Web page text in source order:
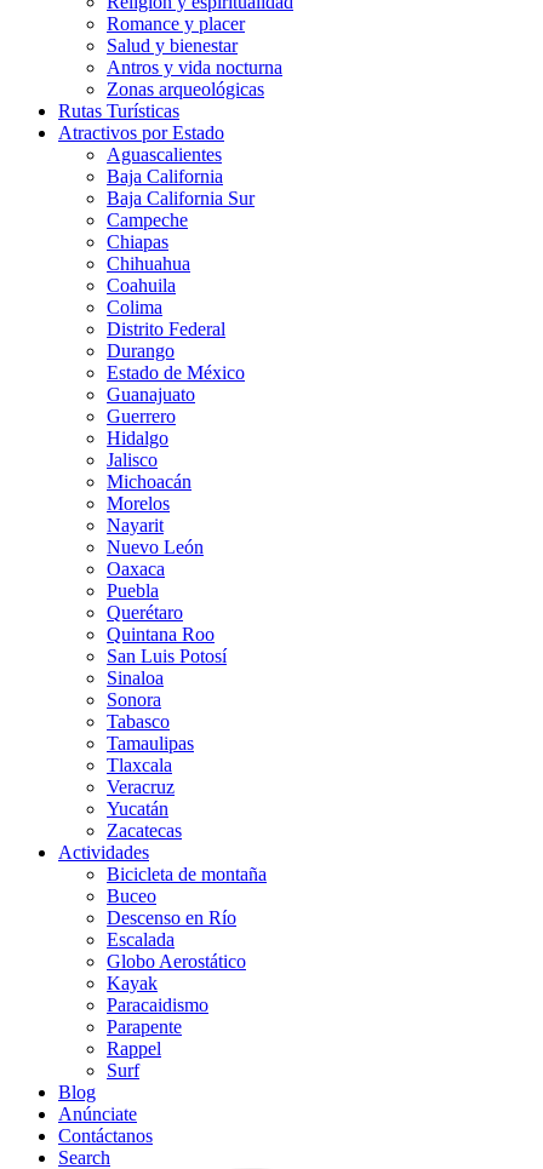
Romance y placer
Salud y bienestar
Antros y vida nocturna
Zonas arqueológicas
Rutas Turísticas
Atractivos por Estado
Aguascalientes
Baja California
Baja California Sur
Campeche
Chiapas
Chihuahua
Coahuila
Colima
Distrito Federal
Durango
Estado de México
Guanajuato
Guerrero
Hidalgo
Jalisco
Michoacán
Morelos
Nayarit
Nuevo León
Oaxaca
Puebla
Querétaro
Quintana Roo
San Luis Potosí
Sinaloa
Sonora
Tabasco
Tamaulipas
Tlaxcala
Veracruz
Yucatán
Zacatecas
Actividades
Bicicleta de montaña
Buceo
Descenso en Río
Escalada
Globo Aerostático
Kayak
Paracaidismo
Parapente
Rappel
Surf
Blog
Anúnciate
Contáctanos
Search